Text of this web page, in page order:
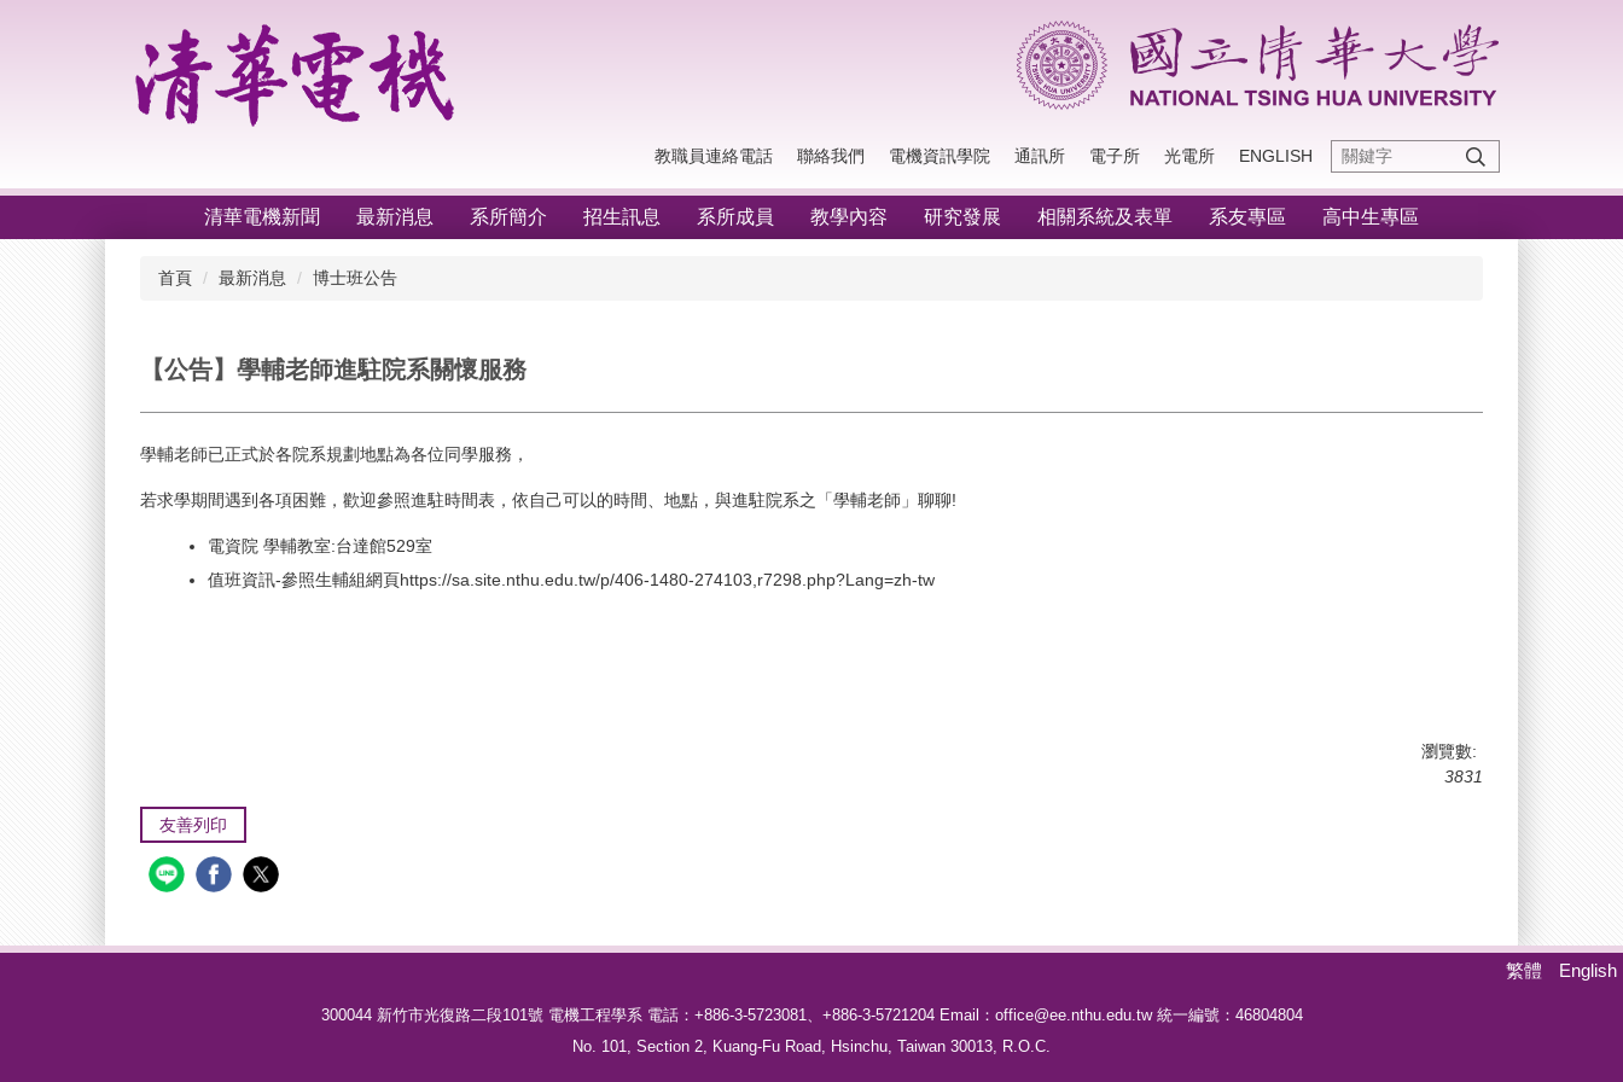
教職員連絡電話 聯絡我們 電機資訊學院 通訊所 電子所 光電所 ENGLISH
清華電機新聞 最新消息 系所簡介 招生訊息 系所成員 教學內容 研究發展 相關系統及表單 系友專區 高中生專區
首頁 最新消息 博士班公告
【公告】學輔老師進駐院系關懷服務
學輔老師已正式於各院系規劃地點為各位同學服務，
若求學期間遇到各項困難，歡迎參照進駐時間表，依自己可以的時間、地點，與進駐院系之「學輔老師」聊聊!
電資院 學輔教室:台達館529室
值班資訊-參照生輔組網頁https://sa.site.nthu.edu.tw/p/406-1480-274103,r7298.php?Lang=zh-tw
瀏覽數:
3831
友善列印
繁體 English
300044 新竹市光復路二段101號 電機工程學系 電話： +886-3-5723081、 +886-3-5721204 Email：office@ee.nthu.edu.tw 統一編號：46804804
No. 101, Section 2, Kuang-Fu Road, Hsinchu, Taiwan 30013, R.O.C.